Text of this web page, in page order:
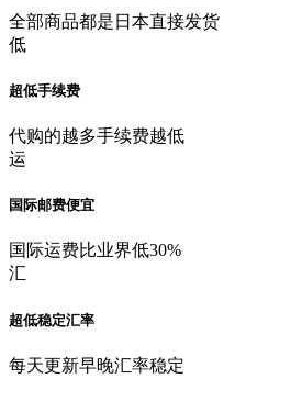
全部商品都是日本直接发货
低
超低手续费
代购的越多手续费越低
运
国际邮费便宜
国际运费比业界低30%
汇
超低稳定汇率
每天更新早晚汇率稳定